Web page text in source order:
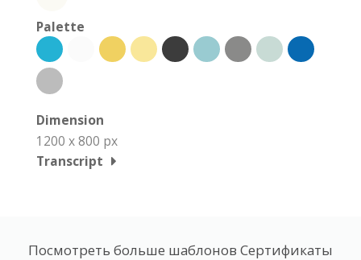
Palette
Dimension
1200 x 800 px
Transcript
Посмотреть больше шаблонов Сертификаты